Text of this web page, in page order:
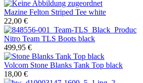
Mazine Felton Striped Tee white
22,00 €
Nitro Team TLS Boots black
499,95 €
Volcom Stone Blanks Tank Top black
18,00 €